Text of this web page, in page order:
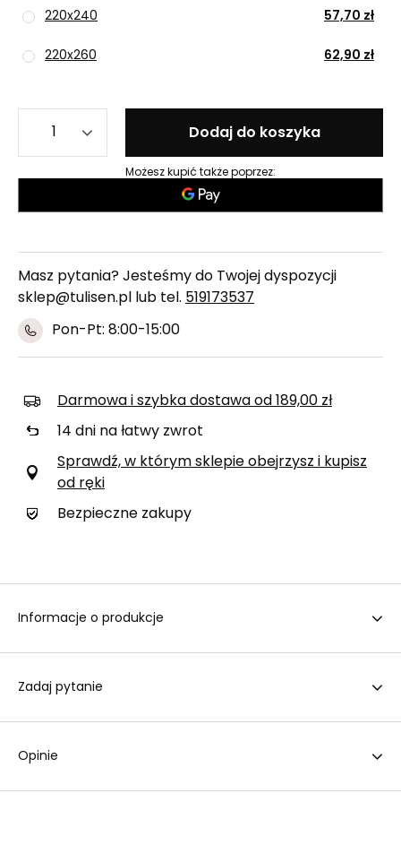
220x240 57,70 zł
220x260 62,90 zł
Dodaj do koszyka
Możesz kupić także poprzez:
Masz pytania? Jesteśmy do Twojej dyspozycji
sklep@tulisen.pl lub tel. 519173537
Pon-Pt: 8:00-15:00
Darmowa i szybka dostawa od 189,00 zł
14 dni na łatwy zwrot
Sprawdź, w którym sklepie obejrzysz i kupisz
od ręki
Bezpieczne zakupy
Informacje o produkcje
Zadaj pytanie
Opinie